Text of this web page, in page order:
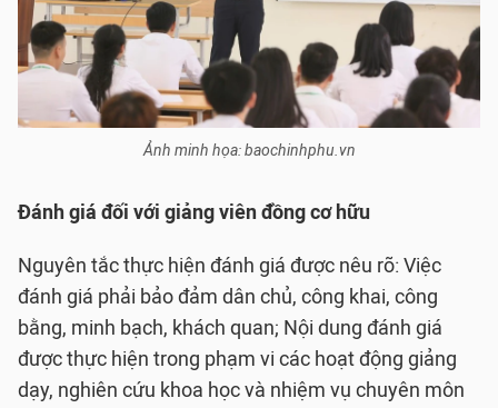
Ảnh minh họa: baochinhphu.vn
Đánh giá đối với giảng viên đồng cơ hữu
Nguyên tắc thực hiện đánh giá được nêu rõ: Việc
đánh giá phải bảo đảm dân chủ, công khai, công
bằng, minh bạch, khách quan; Nội dung đánh giá
được thực hiện trong phạm vi các hoạt động giảng
dạy, nghiên cứu khoa học và nhiệm vụ chuyên môn